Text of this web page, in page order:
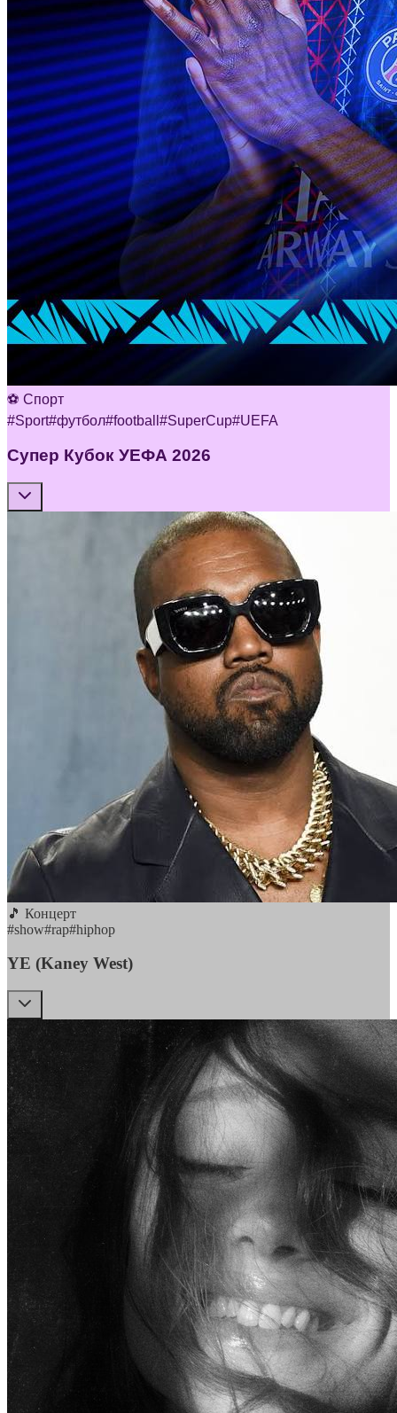
⚽ Спорт
#Sport#футбол#football #SuperCup#UEFA
Супер Кубок УЕФА 2026
🎵 Концерт
#show#rap#hiphop
YE (Kaney West)